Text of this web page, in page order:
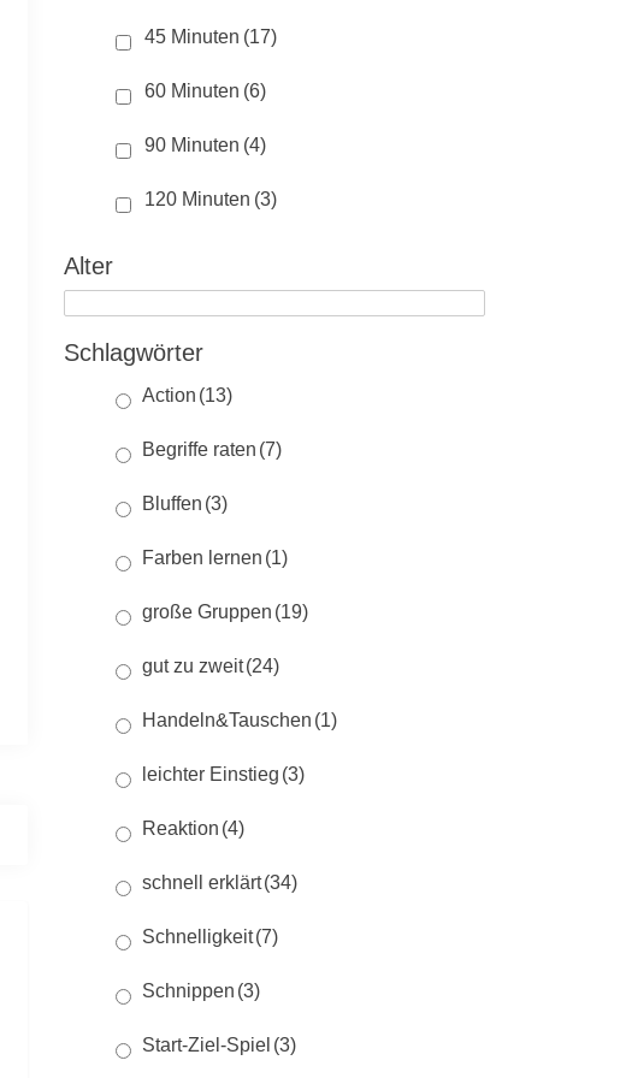
45 Minuten (17)
60 Minuten (6)
90 Minuten (4)
120 Minuten (3)
Alter
Schlagwörter
Action (13)
Begriffe raten (7)
Bluffen (3)
Farben lernen (1)
große Gruppen (19)
gut zu zweit(24)
Handeln&Tauschen (1)
leichter Einstieg (3)
Reaktion (4)
schnell erklärt(34)
Schnelligkeit(7)
Schnippen (3)
Start-Ziel-Spiel (3)